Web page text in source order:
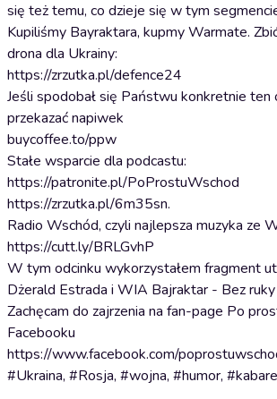
się też temu, co dzieje się w tym
Kupiliśmy Bayraktara, kupmy Warmate.
drona dla Ukrainy:
https://zrzutka.pl/defence24
Jeśli spodobał się Państwu konkretnie ten
przekazać napiwek
buycoffee.to/ppw
Stałe wsparcie dla podcastu:
https://patronite.pl/PoProstuWschod
https://zrzutka.pl/6m35sn.
Radio Wschód, czyli najlepsza muzyka ze
https://cutt.ly/BRLGvhP
W tym odcinku wykorzystałem fragment
Dżerald Estrada i WIA Bajraktar - Bez
Zachęcam do zajrzenia na fan-page Po
Facebooku
https://www.facebook.com/
#Ukraina, #Rosja, #wojna, #humor,